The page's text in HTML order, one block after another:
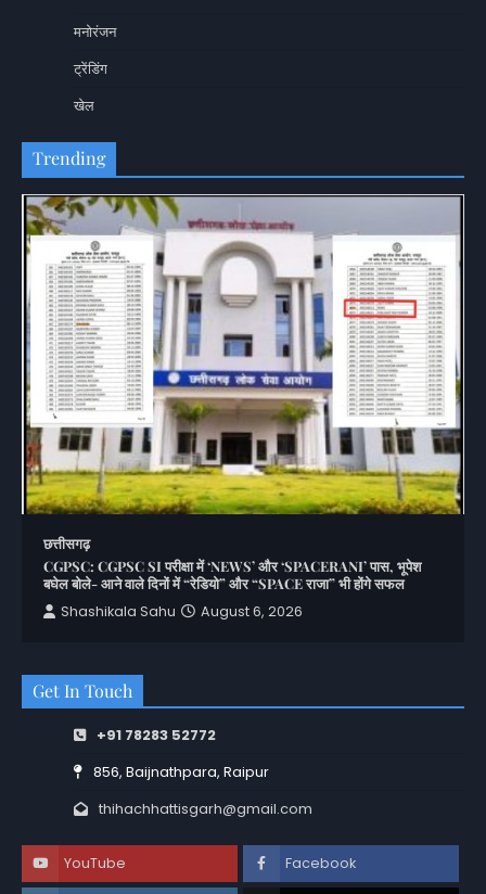
मनोरंजन
ट्रेंडिंग
खेल
Trending
छत्तीसगढ़
CGPSC: CGPSC SI परीक्षा में ‘NEWS’ और ‘SPACERANI’ पास, भूपेश
बघेल बोले- आने वाले दिनों में “रेडियो” और “SPACE राजा” भी होंगे सफल
Shashikala Sahu
August 6, 2026
Get In Touch
+91 78283 52772
856, Baijnathpara, Raipur
thihachhattisgarh@gmail.com
YouTube Facebook